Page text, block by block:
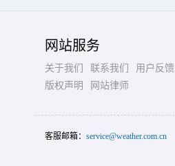
网站服务
关于我们 联系我们
用户反馈
版权声明
网站律师
客服邮箱： service@weather.com.cn